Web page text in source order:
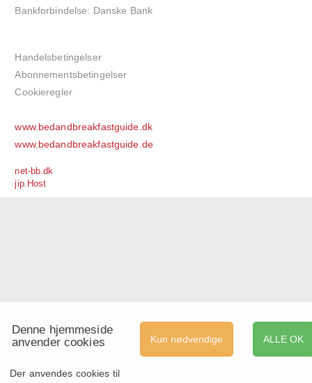
Bankforbindelse: Danske Bank
Handelsbetingelser
Abonnementsbetingelser
Cookieregler
www.bedandbreakfastguide.dk
www.bedandbreakfastguide.de
net-bb.dk
jip.Host
ALLE OK
Kun nødvendige
Denne hjemmeside
anvender cookies
Der anvendes cookies til